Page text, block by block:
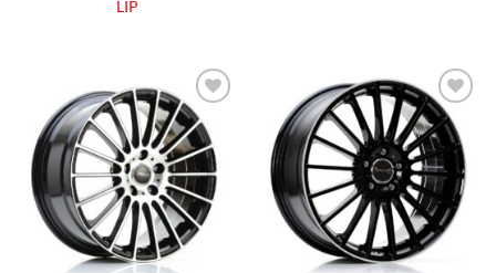
LIP
Aggiungi
alla lista
dei
desideri
Aggiungi
alla lista
dei
desideri